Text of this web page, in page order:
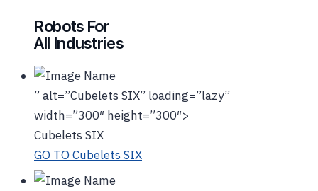
Robots For
All Industries
” alt=”Cubelets SIX” loading=”lazy”
width=”300″ height=”300″>
Cubelets SIX
GO TO Cubelets SIX